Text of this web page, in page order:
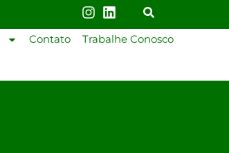
Contato Trabalhe Conosco